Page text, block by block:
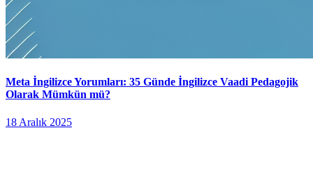
Meta İngilizce Yorumları: 35 Günde İngilizce Vaadi Pedagojik
Olarak Mümkün mü?
18 Aralık 2025